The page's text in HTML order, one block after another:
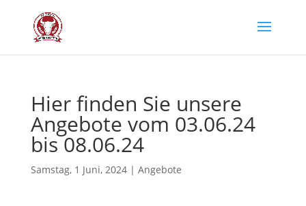
Hier fin­den Sie unse­re
Ange­bo­te vom 03.06.24
bis 08.06.24
Samstag, 1 Juni, 2024| Angebote